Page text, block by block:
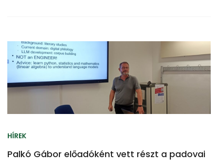
HÍREK
Palkó Gábor előadóként vett részt a padovai